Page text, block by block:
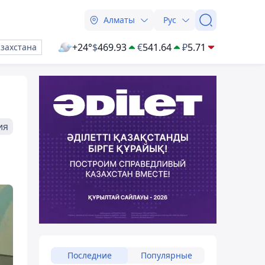
Алматы Рус
+24°$469.93 €541.64 ₽5.71
Последние Популярные